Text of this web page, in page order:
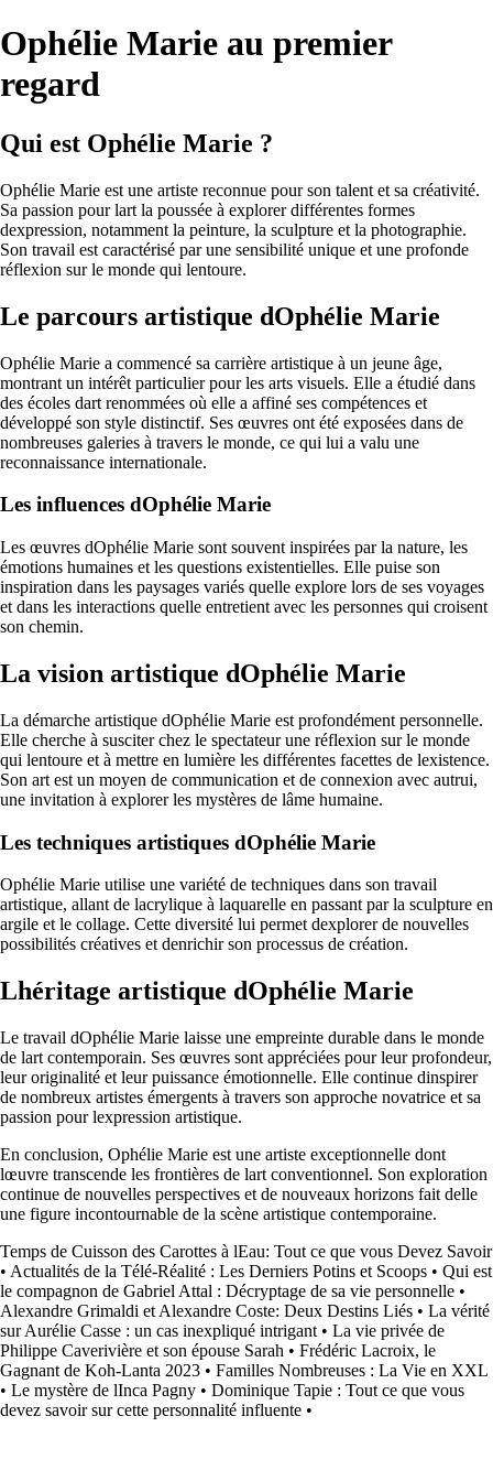
Ophélie Marie au premier
regard
Qui est Ophélie Marie ?
Ophélie Marie est une artiste reconnue pour son talent et sa créativité.
Sa passion pour lart la poussée à explorer différentes formes
dexpression, notamment la peinture, la sculpture et la photographie.
Son travail est caractérisé par une sensibilité unique et une profonde
réflexion sur le monde qui lentoure.
Le parcours artistique dOphélie Marie
Ophélie Marie a commencé sa carrière artistique à un jeune âge,
montrant un intérêt particulier pour les arts visuels. Elle a étudié dans
des écoles dart renommées où elle a affiné ses compétences et
développé son style distinctif. Ses œuvres ont été exposées dans de
nombreuses galeries à travers le monde, ce qui lui a valu une
reconnaissance internationale.
Les influences dOphélie Marie
Les œuvres dOphélie Marie sont souvent inspirées par la nature, les
émotions humaines et les questions existentielles. Elle puise son
inspiration dans les paysages variés quelle explore lors de ses voyages
et dans les interactions quelle entretient avec les personnes qui croisent
son chemin.
La vision artistique dOphélie Marie
La démarche artistique dOphélie Marie est profondément personnelle.
Elle cherche à susciter chez le spectateur une réflexion sur le monde
qui lentoure et à mettre en lumière les différentes facettes de lexistence.
Son art est un moyen de communication et de connexion avec autrui,
une invitation à explorer les mystères de lâme humaine.
Les techniques artistiques dOphélie Marie
Ophélie Marie utilise une variété de techniques dans son travail
artistique, allant de lacrylique à laquarelle en passant par la sculpture en
argile et le collage. Cette diversité lui permet dexplorer de nouvelles
possibilités créatives et denrichir son processus de création.
Lhéritage artistique dOphélie Marie
Le travail dOphélie Marie laisse une empreinte durable dans le monde
de lart contemporain. Ses œuvres sont appréciées pour leur profondeur,
leur originalité et leur puissance émotionnelle. Elle continue dinspirer
de nombreux artistes émergents à travers son approche novatrice et sa
passion pour lexpression artistique.
En conclusion, Ophélie Marie est une artiste exceptionnelle dont
lœuvre transcende les frontières de lart conventionnel. Son exploration
continue de nouvelles perspectives et de nouveaux horizons fait delle
une figure incontournable de la scène artistique contemporaine.
Temps de Cuisson des Carottes à lEau: Tout ce que vous Devez Savoir
• Actualités de la Télé-Réalité : Les Derniers Potins et Scoops • Qui est
le compagnon de Gabriel Attal : Décryptage de sa vie personnelle •
Alexandre Grimaldi et Alexandre Coste: Deux Destins Liés • La vérité
sur Aurélie Casse : un cas inexpliqué intrigant • La vie privée de
Philippe Caverivière et son épouse Sarah • Frédéric Lacroix, le
Gagnant de Koh-Lanta 2023 • Familles Nombreuses : La Vie en XXL
• Le mystère de lInca Pagny • Dominique Tapie : Tout ce que vous
devez savoir sur cette personnalité influente •